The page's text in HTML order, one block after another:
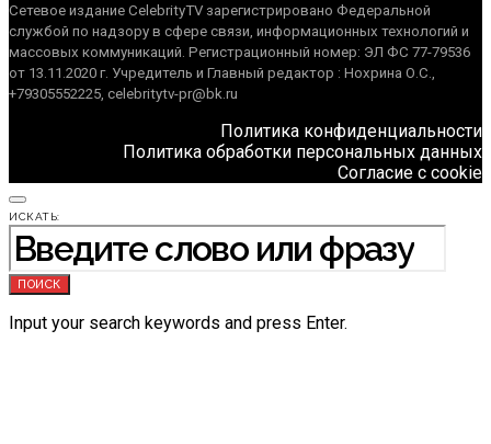
Сетевое издание CelebrityTV зарегистрировано Федеральной
службой по надзору в сфере связи, информационных технологий и
массовых коммуникаций. Регистрационный номер: ЭЛ ФС 77-79536
от 13.11.2020 г. Учредитель и Главный редактор : Нохрина О.С.,
+79305552225, celebritytv-pr@bk.ru
Политика конфиденциальности
Политика обработки персональных данных
Согласие с cookie
ИСКАТЬ:
ПОИСК
Input your search keywords and press Enter.